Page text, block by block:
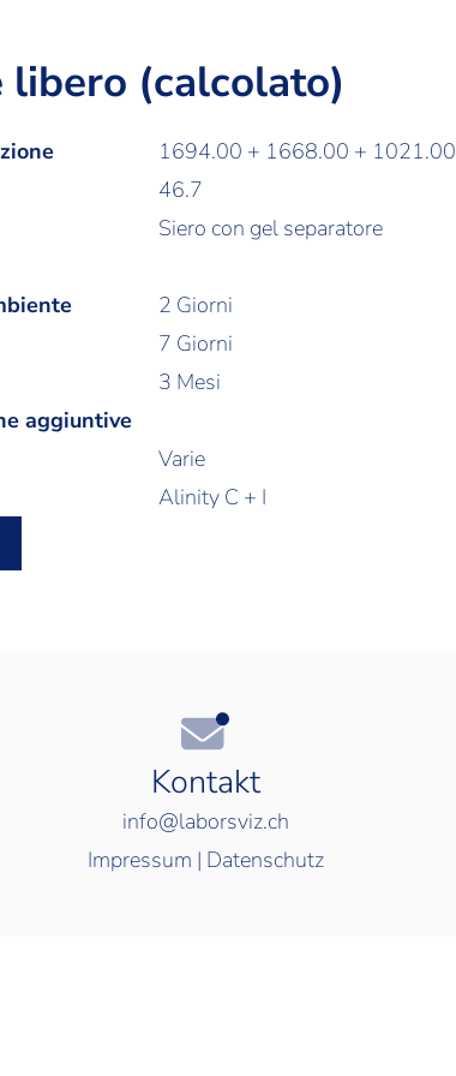
libero (calcolato)
1694.00 + 1668.00 + 1021.00
46.7
Siero con gel separatore
2 Giorni
7 Giorni
3 Mesi
aggiuntive
Varie
Alinity C + I
Kontakt
info@laborsviz.ch
Impressum | Datenschutz